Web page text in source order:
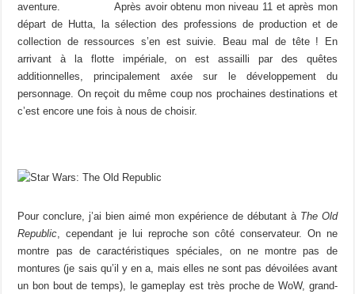
aventure. Après avoir obtenu mon niveau 11 et après mon
départ de Hutta, la sélection des professions de production et de
collection de ressources s’en est suivie. Beau mal de tête ! En
arrivant à la flotte impériale, on est assailli par des quêtes
additionnelles, principalement axée sur le développement du
personnage. On reçoit du même coup nos prochaines destinations et
c’est encore une fois à nous de choisir.
Pour conclure, j’ai bien aimé mon expérience de débutant à The Old
Republic, cependant je lui reproche son côté conservateur. On ne
montre pas de caractéristiques spéciales, on ne montre pas de
montures (je sais qu’il y en a, mais elles ne sont pas dévoilées avant
un bon bout de temps), le gameplay est très proche de WoW, grand-